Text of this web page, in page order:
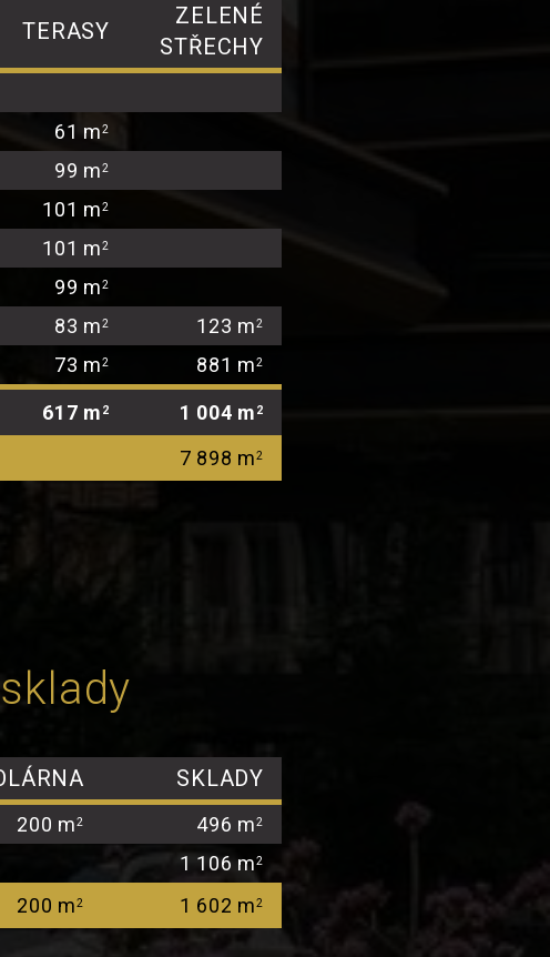
TERASY
ZELENÉ
STŘECHY
61 m2
99 m2
101 m2
101 m2
99 m2
83 m2 123 m2
73 m2 881 m2
617 m 2 1 004 m 2
7 898 m2
SKLADY
200 m2 496 m2
1 106 m2
200 m2 1 602 m2